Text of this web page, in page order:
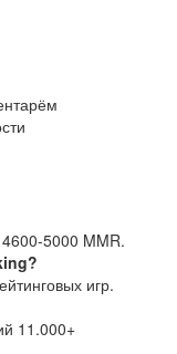
5000 MMR.
игр.
11.000+